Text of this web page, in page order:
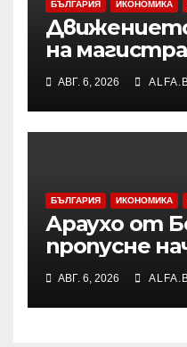
БЪЛГАРИЯ ИКОНОМИКА
на
затворено
възникналия
района
АВГ. 6, 2026
БЪЛГАРИЯ ИКОНОМИКА
Араухо от
пропусне
сезона във
заради
бедро
АВГ. 6, 2026